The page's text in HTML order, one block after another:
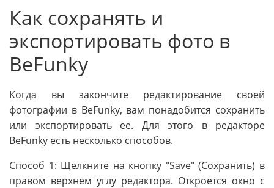
Как сохранять и
экспортировать фото в
BeFunky
Когда вы закончите редактирование своей
фотографии в BeFunky, вам понадобится сохранить
или экспортировать ее. Для этого в редакторе
BeFunky есть несколько способов.
Способ 1: Щелкните на кнопку "Save" (Сохранить) в
правом верхнем углу редактора. Откроется окно с